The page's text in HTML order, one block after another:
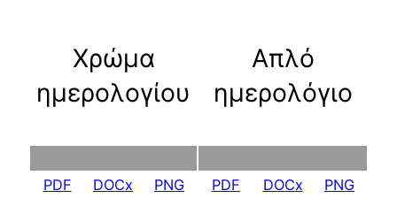
Χρώμα
ημερολογίου
Απλό
ημερολόγιο
PDF DOCx PNG PDF DOCx PNG